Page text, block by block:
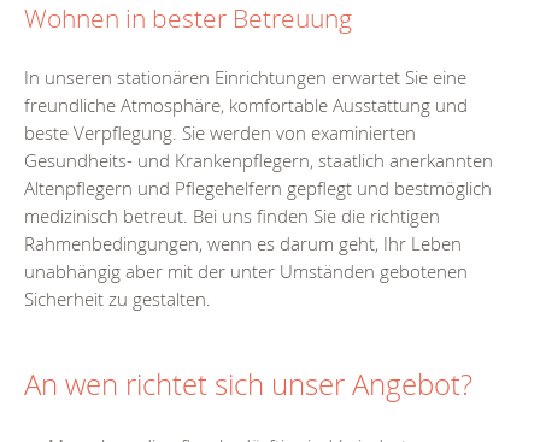
Wohnen in bester Betreuung
In unseren stationären Einrichtungen erwartet Sie eine
freundliche Atmosphäre, komfortable Ausstattung und
beste Verpflegung. Sie werden von examinierten
Gesundheits- und Krankenpflegern, staatlich anerkannten
Altenpflegern und Pflegehelfern gepflegt und bestmöglich
medizinisch betreut. Bei uns finden Sie die richtigen
Rahmenbedingungen, wenn es darum geht, Ihr Leben
unabhängig aber mit der unter Umständen gebotenen
Sicherheit zu gestalten.
An wen richtet sich unser Angebot?